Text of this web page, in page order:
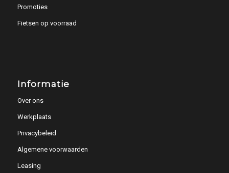
Promoties
Fietsen op voorraad
Informatie
Over ons
Werkplaats
Privacybeleid
Algemene voorwaarden
Leasing